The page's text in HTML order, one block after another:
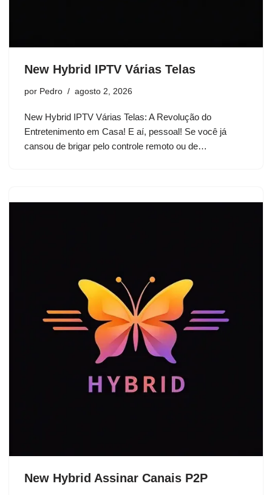
New Hybrid IPTV Várias Telas
por Pedro agosto 2, 2026
New Hybrid IPTV Várias Telas: A Revolução do
Entretenimento em Casa! E aí, pessoal! Se você já
cansou de brigar pelo controle remoto ou de…
New Hybrid Assinar Canais P2P